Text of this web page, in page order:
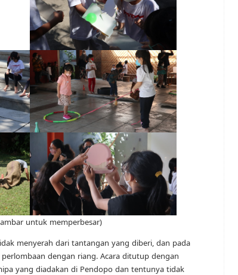
untuk memperbesar)
menyerah dari tantangan yang diberi, dan pada
dengan riang. Acara ditutup dengan
yang diadakan di Pendopo dan tentunya tidak